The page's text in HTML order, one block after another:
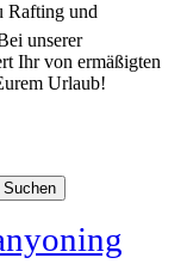
Rafting und
unserer
Ihr von ermäßigten
Urlaub!